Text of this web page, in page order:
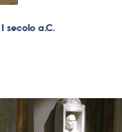
secolo a.C.